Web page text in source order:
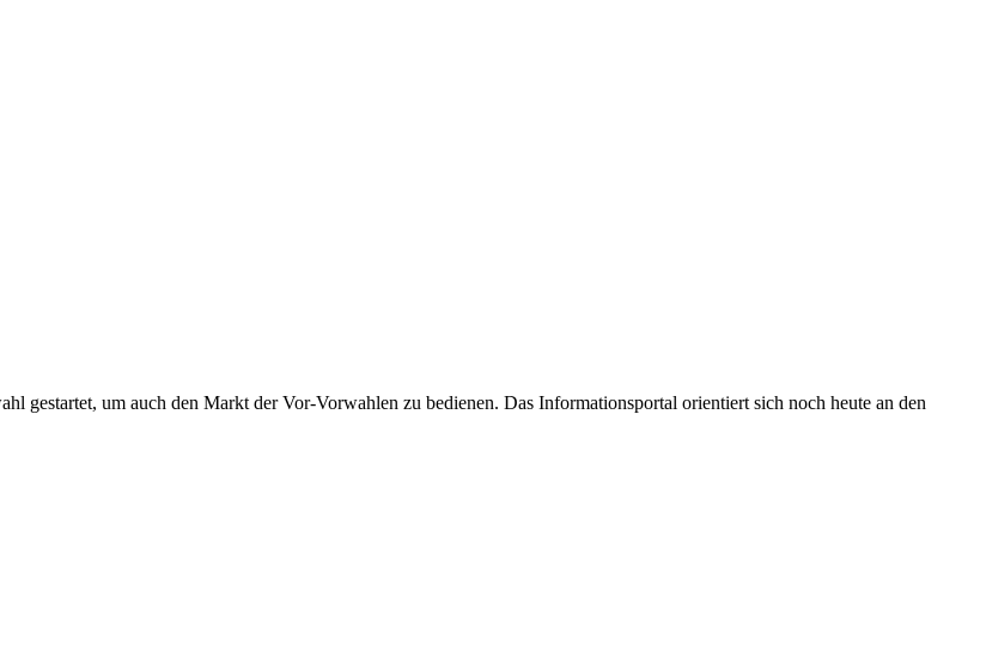
gestartet, um auch den Markt der Vor-Vorwahlen zu bedienen. Das Informationsportal orientiert sich noch heute an den